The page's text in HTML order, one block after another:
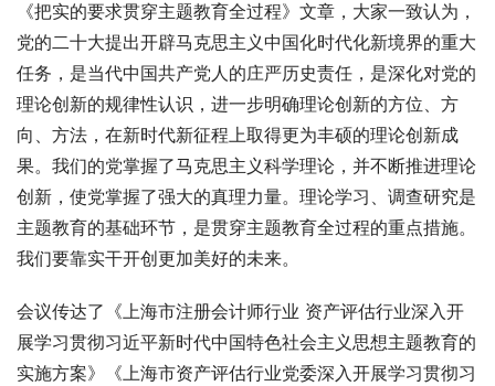
《把实的要求贯穿主题教育全过程》文章，大家一致认为，
党的二十大提出开辟马克思主义中国化时代化新境界的重大
任务，是当代中国共产党人的庄严历史责任，是深化对党的
理论创新的规律性认识，进一步明确理论创新的方位、方
向、方法，在新时代新征程上取得更为丰硕的理论创新成
果。我们的党掌握了马克思主义科学理论，并不断推进理论
创新，使党掌握了强大的真理力量。理论学习、调查研究是
主题教育的基础环节，是贯穿主题教育全过程的重点措施。
我们要靠实干开创更加美好的未来。
会议传达了《上海市注册会计师行业 资产评估行业深入开
展学习贯彻习近平新时代中国特色社会主义思想主题教育的
实施方案》《上海市资产评估行业党委深入开展学习贯彻习